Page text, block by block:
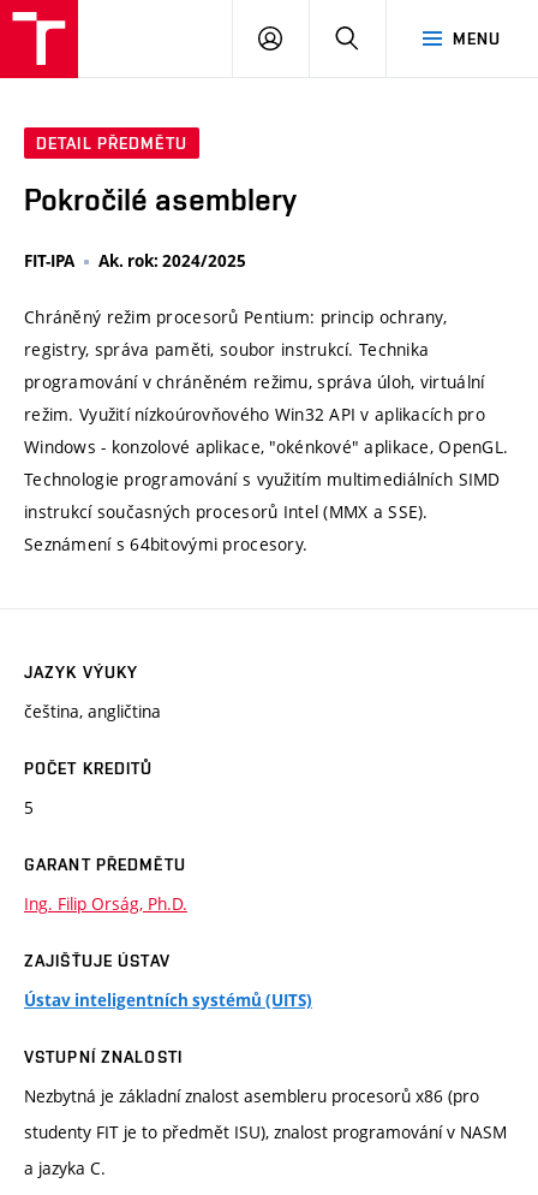
MENU
PŘIHLÁSIT
DETAIL PŘEDMĚTU
Pokročilé asemblery
FIT-IPA Ak. rok: 2024/2025
Chráněný režim procesorů Pentium: princip ochrany,
registry, správa paměti, soubor instrukcí. Technika
programování v chráněném režimu, správa úloh, virtuální
režim. Využití nízkoúrovňového Win32 API v aplikacích pro
Windows - konzolové aplikace, "okénkové" aplikace, OpenGL.
Technologie programování s využitím multimediálních SIMD
instrukcí současných procesorů Intel (MMX a SSE).
Seznámení s 64bitovými procesory.
JAZYK VÝUKY
čeština, angličtina
POČET KREDITŮ
5
GARANT PŘEDMĚTU
Ing. Filip Orság, Ph.D.
ZAJIŠŤUJE ÚSTAV
Ústav inteligentních systémů (UITS)
VSTUPNÍ ZNALOSTI
Nezbytná je základní znalost asembleru procesorů x86 (pro
studenty FIT je to předmět ISU), znalost programování v NASM
a jazyka C.